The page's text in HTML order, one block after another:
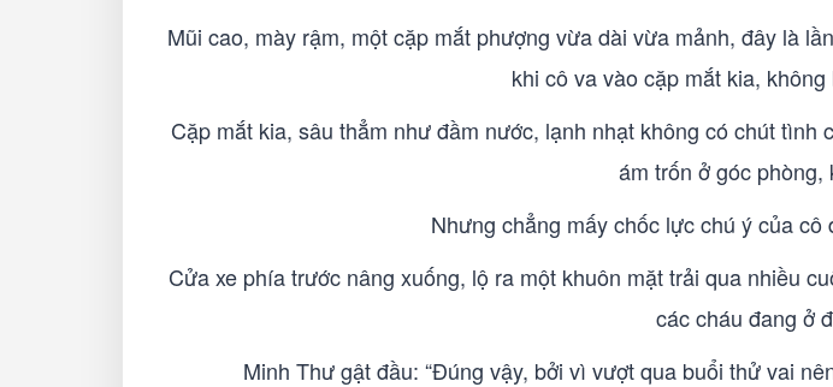
Mũi cao, mày rậm, một cặp mắt phượng vừa dài vừa mảnh, đây là
khi cô va vào cặp mắt kia,
Cặp mắt kia, sâu thẳm như đầm nước, lạnh nhạt không có chút
ám trốn ở góc phòng,
Nhưng chẳng mấy chốc lực chú ý của
Cửa xe phía trước nâng xuống, lộ ra một khuôn mặt trải qua nhiều
các cháu đang ở
Minh Thư gật đầu: “Đúng vậy, bởi vì vượt qua buổi thử vai